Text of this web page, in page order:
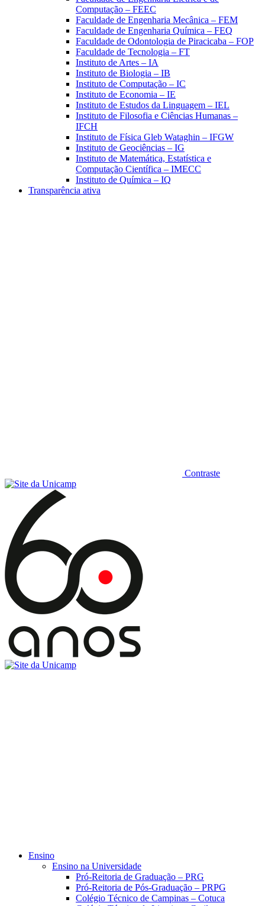
Computação – FEEC
Faculdade de Engenharia Mecânica – FEM
Faculdade de Engenharia Química – FEQ
Faculdade de Odontologia de Piracicaba – FOP
Faculdade de Tecnologia – FT
Instituto de Artes – IA
Instituto de Biologia – IB
Instituto de Computação – IC
Instituto de Economia – IE
Instituto de Estudos da Linguagem – IEL
Instituto de Filosofia e Ciências Humanas –
IFCH
Instituto de Física Gleb Wataghin – IFGW
Instituto de Geociências – IG
Instituto de Matemática, Estatística e
Computação Científica – IMECC
Instituto de Química – IQ
Transparência ativa
Contraste
Ensino
Ensino na Universidade
Pró-Reitoria de Graduação – PRG
Pró-Reitoria de Pós-Graduação – PRPG
Colégio Técnico de Campinas – Cotuca